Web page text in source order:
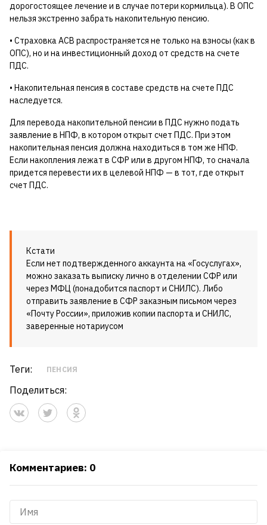
дорогостоящее лечение и в случае потери кормильца). В ОПС
нельзя экстренно забрать накопительную пенсию.
• Страховка АСВ распространяется не только на взносы (как в
ОПС), но и на инвестиционный доход от средств на счете
ПДС.
• Накопительная пенсия в составе средств на счете ПДС
наследуется.
Для перевода накопительной пенсии в ПДС нужно подать
заявление в НПФ, в котором открыт счет ПДС. При этом
накопительная пенсия должна находиться в том же НПФ.
Если накопления лежат в СФР или в другом НПФ, то сначала
придется перевести их в целевой НПФ — в тот, где открыт
счет ПДС.
Кстати
Если нет подтвержденного аккаунта на «Госуслугах»,
можно заказать выписку лично в отделении СФР или
через МФЦ (понадобится паспорт и СНИЛС). Либо
отправить заявление в СФР заказным письмом через
«Почту России», приложив копии паспорта и СНИЛС,
заверенные нотариусом
Теги: ПЕНСИЯ
Поделиться:
Комментариев: 0